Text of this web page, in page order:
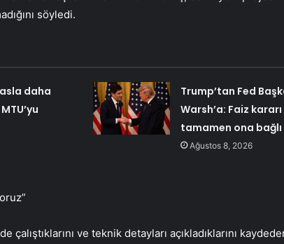
söyledi.
daha
Trump’tan Fed
Warsh’a: Faiz kararı
tamamen ona
Ağustos 8, 2026
çalıştıklarını ve teknik detayları açıkladıklarını